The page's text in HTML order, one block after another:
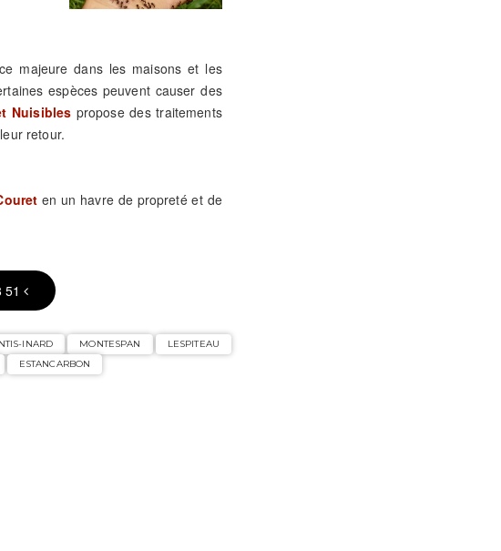
majeure dans les maisons et les
espèces peuvent causer des
Nuisibles propose des traitements
retour.
en un havre de propreté et de
INARD MONTESPAN
LESPITEAU
ESTANCARBON